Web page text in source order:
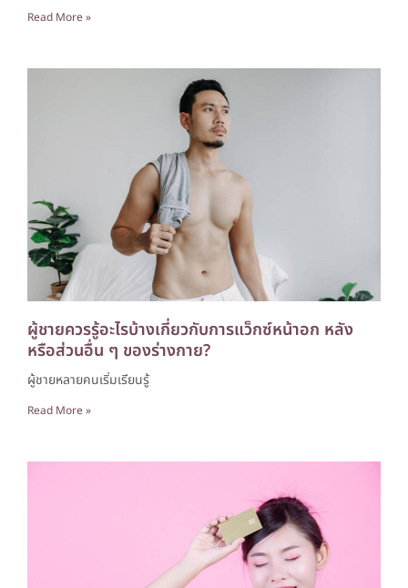
Read More »
ผู้ชายควรรู้อะไรบ้างเกี่ยวกับการแว็กซ์หน้าอก หลัง
หรือส่วนอื่น ๆ ของร่างกาย?
ผู้ชายหลายคนเริ่มเรียนรู้
Read More »